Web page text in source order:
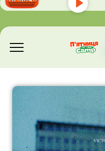
Play
МИРЗОЯН